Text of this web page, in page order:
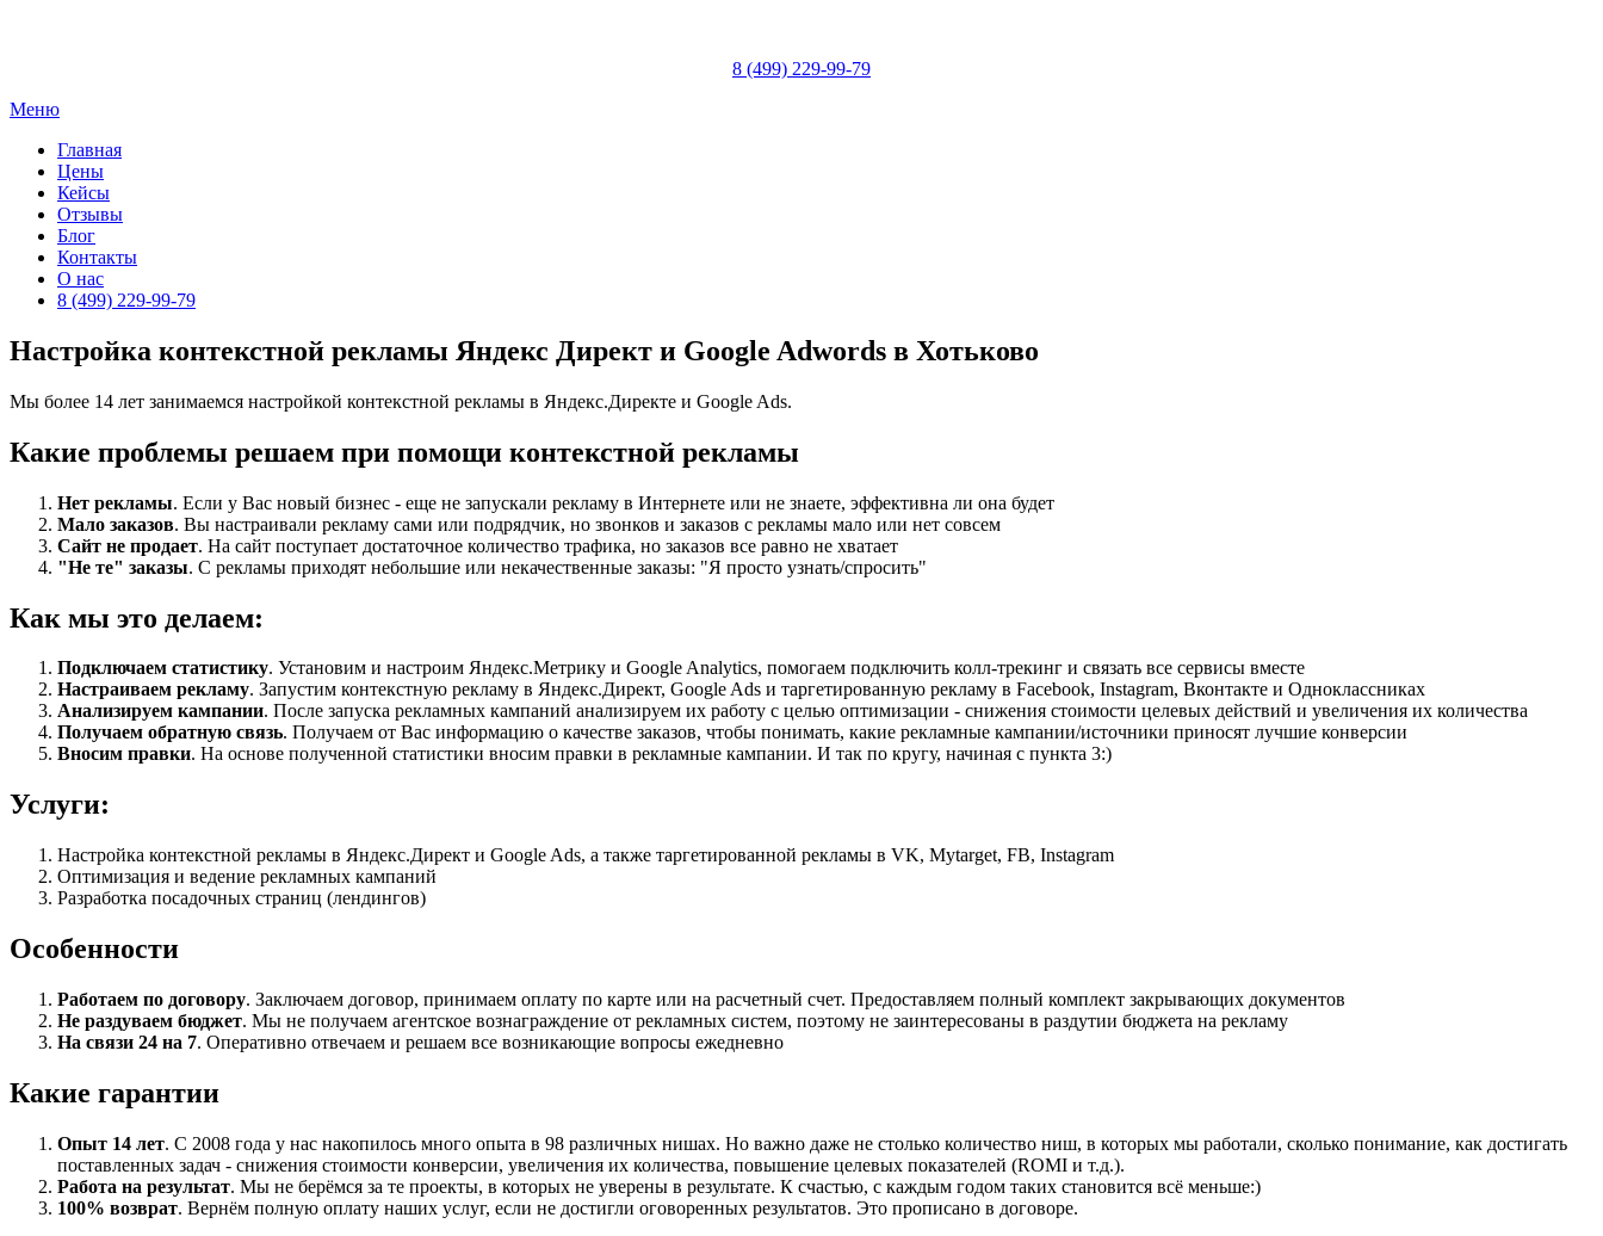
8 (499) 229-99-79
Меню
Главная
Цены
Кейсы
Отзывы
Блог
Контакты
О нас
8 (499) 229-99-79
Настройка контекстной рекламы Яндекс Директ и Google Adwords в Хотьково
Мы более 14 лет занимаемся настройкой контекстной рекламы в Яндекс.Директе и Google Ads.
Какие проблемы решаем при помощи контекстной рекламы
Нет рекламы. Если у Вас новый бизнес - еще не запускали рекламу в Интернете или не знаете, эффективна ли она будет
Мало заказов. Вы настраивали рекламу сами или подрядчик, но звонков и заказов с рекламы мало или нет совсем
Сайт не продает. На сайт поступает достаточное количество трафика, но заказов все равно не хватает
"Не те" заказы. С рекламы приходят небольшие или некачественные заказы: "Я просто узнать/спросить"
Как мы это делаем:
Подключаем статистику. Установим и настроим Яндекс.Метрику и Google Analytics, помогаем подключить колл-трекинг и связать все сервисы вместе
Настраиваем рекламу. Запустим контекстную рекламу в Яндекс.Директ, Google Ads и таргетированную рекламу в Facebook, Instagram, Вконтакте и Одноклассниках
Анализируем кампании. После запуска рекламных кампаний анализируем их работу с целью оптимизации - снижения стоимости целевых действий и увеличения их количества
Получаем обратную связь. Получаем от Вас информацию о качестве заказов, чтобы понимать, какие рекламные кампании/источники приносят лучшие конверсии
Вносим правки. На основе полученной статистики вносим правки в рекламные кампании. И так по кругу, начиная с пункта 3:)
Услуги:
Настройка контекстной рекламы в Яндекс.Директ и Google Ads, а также таргетированной рекламы в VK, Mytarget, FB, Instagram
Оптимизация и ведение рекламных кампаний
Разработка посадочных страниц (лендингов)
Особенности
Работаем по договору. Заключаем договор, принимаем оплату по карте или на расчетный счет. Предоставляем полный комплект закрывающих документов
Не раздуваем бюджет. Мы не получаем агентское вознаграждение от рекламных систем, поэтому не заинтересованы в раздутии бюджета на рекламу
На связи 24 на 7. Оперативно отвечаем и решаем все возникающие вопросы ежедневно
Какие гарантии
Опыт 14 лет. С 2008 года у нас накопилось много опыта в 98 различных нишах. Но важно даже не столько количество ниш, в которых мы работали, сколько понимание, как достигать
поставленных задач - снижения стоимости конверсии, увеличения их количества, повышение целевых показателей (ROMI и т.д.).
Работа на результат. Мы не берёмся за те проекты, в которых не уверены в результате. К счастью, с каждым годом таких становится всё меньше:)
100% возврат. Вернём полную оплату наших услуг, если не достигли оговоренных результатов. Это прописано в договоре.